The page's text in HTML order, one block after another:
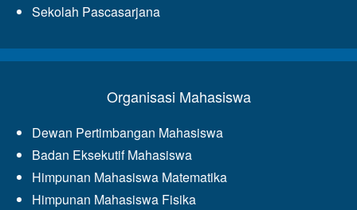
Sekolah Pascasarjana
Organisasi Mahasiswa
Dewan Pertimbangan Mahasiswa
Badan Eksekutif Mahasiswa
Himpunan Mahasiswa Matematika
Himpunan Mahasiswa Fisika